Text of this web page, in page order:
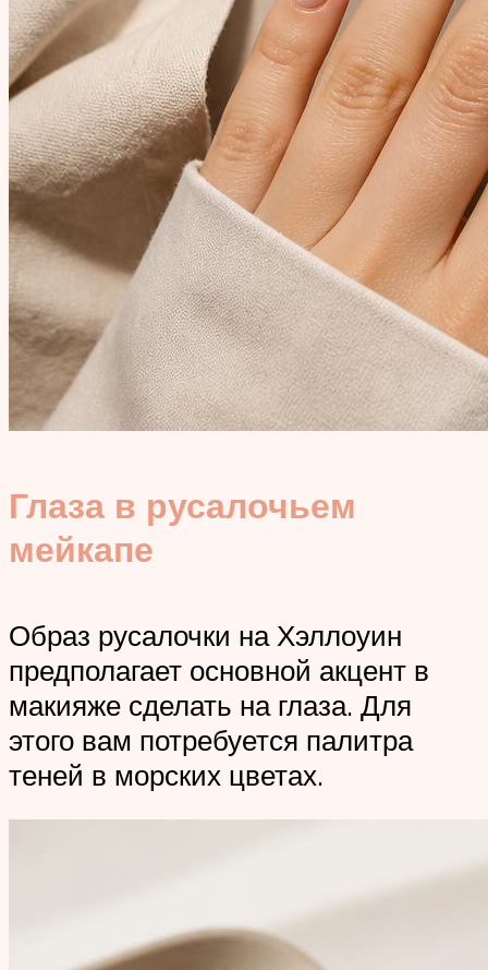
Глаза в русалочьем
мейкапе
Образ русалочки на Хэллоуин
предполагает основной акцент в
макияже сделать на глаза. Для
этого вам потребуется палитра
теней в морских цветах.